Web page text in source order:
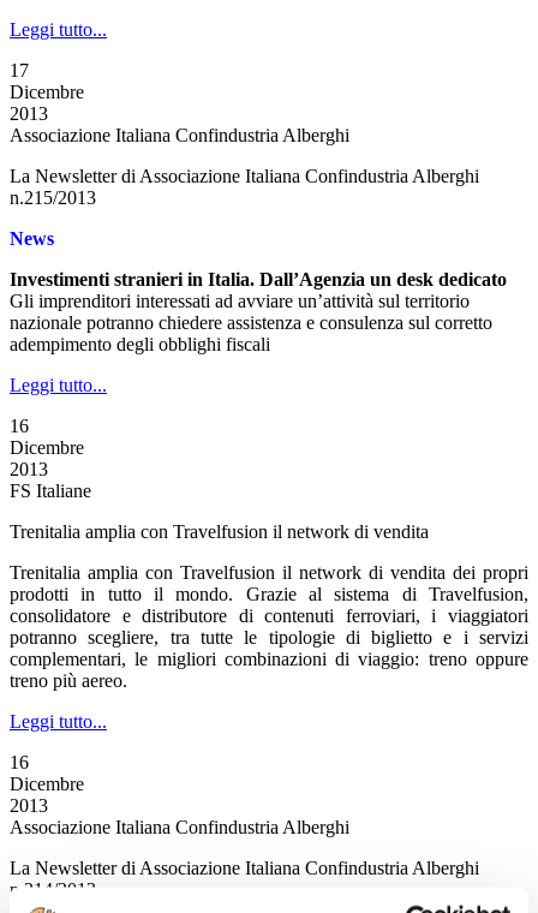
Leggi tutto...
17
Dicembre
2013
Associazione Italiana Confindustria Alberghi
La Newsletter di Associazione Italiana Confindustria Alberghi
n.215/2013
News
Investimenti stranieri in Italia. Dall’Agenzia un desk dedicato
Gli imprenditori interessati ad avviare un’attività sul territorio
nazionale potranno chiedere assistenza e consulenza sul corretto
adempimento degli obblighi fiscali
Leggi tutto...
16
Dicembre
2013
FS Italiane
Trenitalia amplia con Travelfusion il network di vendita
Trenitalia amplia con Travelfusion il network di vendita dei propri
prodotti in tutto il mondo. Grazie al sistema di Travelfusion,
consolidatore e distributore di contenuti ferroviari, i viaggiatori
potranno scegliere, tra tutte le tipologie di biglietto e i servizi
complementari, le migliori combinazioni di viaggio: treno oppure
treno più aereo.
Leggi tutto...
16
Dicembre
2013
Associazione Italiana Confindustria Alberghi
La Newsletter di Associazione Italiana Confindustria Alberghi
n.214/2013